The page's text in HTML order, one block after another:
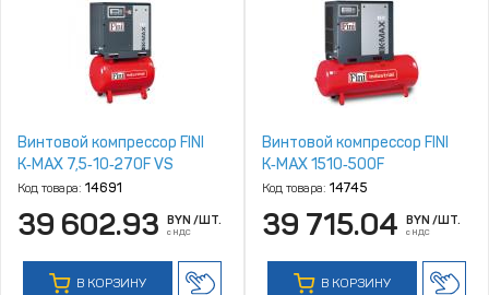
Винтовой компрессор FINI
K‑MAX 7,5‑10‑270F VS
Код товара: 14691
39 602.93 BYN /ШТ.
с НДС
В КОРЗИНУ
Винтовой компрессор FINI
K‑MAX 1510‑500F
Код товара: 14745
39 715.04 BYN /ШТ.
с НДС
В КОРЗИНУ